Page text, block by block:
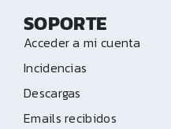
SOPORTE
Acceder a mi cuenta
Incidencias
Descargas
Emails recibidos